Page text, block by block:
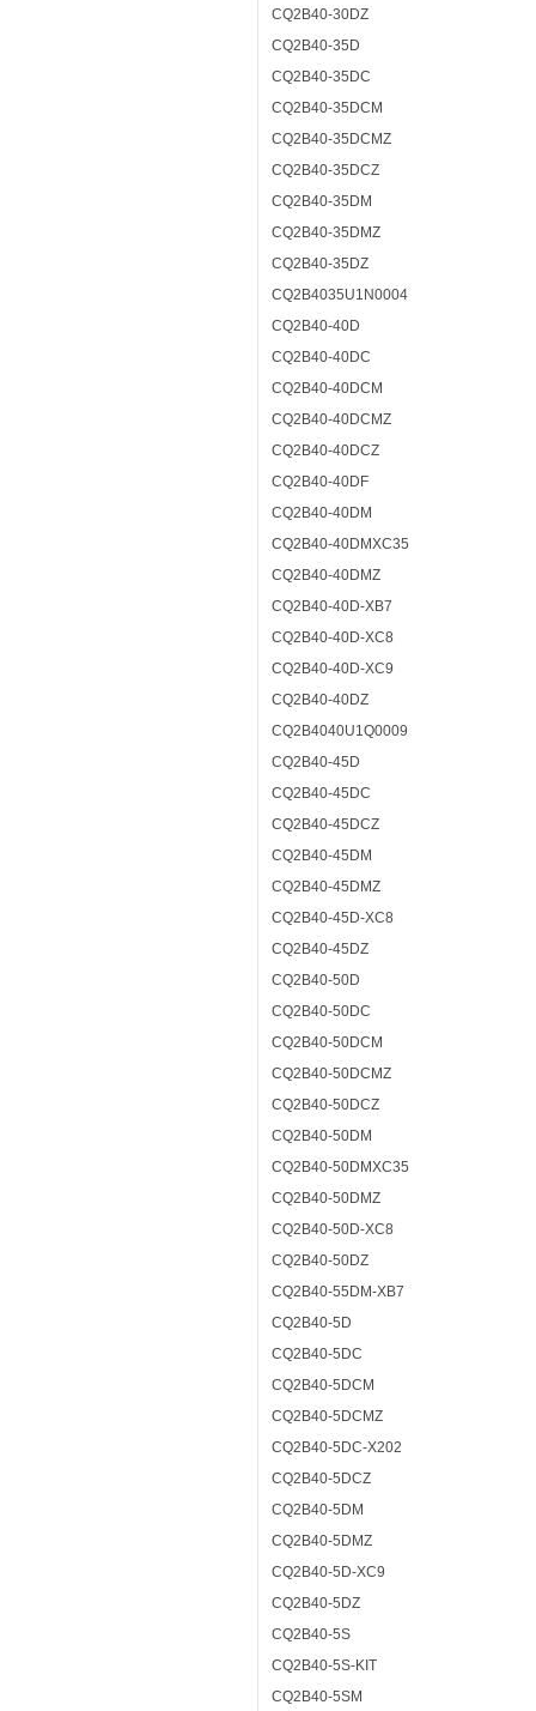
CQ2B40-30DZ
CQ2B40-35D
CQ2B40-35DC
CQ2B40-35DCM
CQ2B40-35DCMZ
CQ2B40-35DCZ
CQ2B40-35DM
CQ2B40-35DMZ
CQ2B40-35DZ
CQ2B4035U1N0004
CQ2B40-40D
CQ2B40-40DC
CQ2B40-40DCM
CQ2B40-40DCMZ
CQ2B40-40DCZ
CQ2B40-40DF
CQ2B40-40DM
CQ2B40-40DMXC35
CQ2B40-40DMZ
CQ2B40-40D-XB7
CQ2B40-40D-XC8
CQ2B40-40D-XC9
CQ2B40-40DZ
CQ2B4040U1Q0009
CQ2B40-45D
CQ2B40-45DC
CQ2B40-45DCZ
CQ2B40-45DM
CQ2B40-45DMZ
CQ2B40-45D-XC8
CQ2B40-45DZ
CQ2B40-50D
CQ2B40-50DC
CQ2B40-50DCM
CQ2B40-50DCMZ
CQ2B40-50DCZ
CQ2B40-50DM
CQ2B40-50DMXC35
CQ2B40-50DMZ
CQ2B40-50D-XC8
CQ2B40-50DZ
CQ2B40-55DM-XB7
CQ2B40-5D
CQ2B40-5DC
CQ2B40-5DCM
CQ2B40-5DCMZ
CQ2B40-5DC-X202
CQ2B40-5DCZ
CQ2B40-5DM
CQ2B40-5DMZ
CQ2B40-5D-XC9
CQ2B40-5DZ
CQ2B40-5S
CQ2B40-5S-KIT
CQ2B40-5SM